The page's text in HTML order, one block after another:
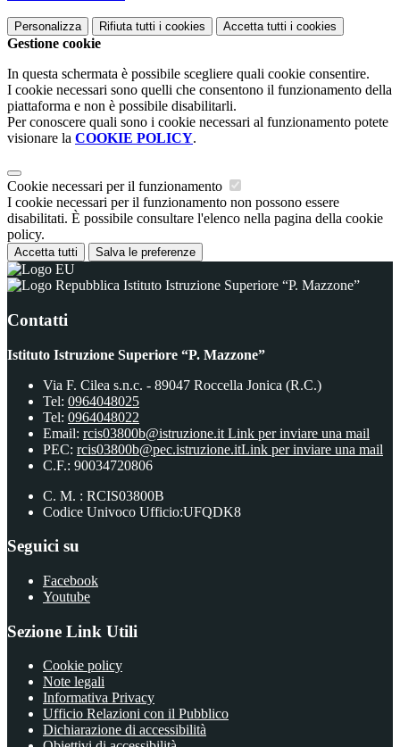
Personalizza Rifiuta tutti i cookies Accetta tutti i cookies
Gestione cookie
In questa schermata è possibile scegliere quali cookie consentire.
I cookie necessari sono quelli che consentono il funzionamento della
piattaforma e non è possibile disabilitarli.
Per conoscere quali sono i cookie necessari al funzionamento potete
visionare la COOKIE POLICY.
Cookie necessari per il funzionamento
I cookie necessari per il funzionamento non possono essere
disabilitati. È possibile consultare l'elenco nella pagina della cookie
policy.
Accetta tutti Salva le preferenze
Istituto Istruzione Superiore “P. Mazzone”
Contatti
Istituto Istruzione Superiore “P. Mazzone”
Via F. Cilea s.n.c. - 89047 Roccella Jonica (R.C.)
Tel: 0964048025
Tel: 0964048022
Email: rcis03800b@istruzione.it Link per inviare una mail
PEC: rcis03800b@pec.istruzione.itLink per inviare una mail
C.F.: 90034720806
C. M. : RCIS03800B
Codice Univoco Ufficio:UFQDK8
Seguici su
Facebook
Youtube
Sezione Link Utili
Cookie policy
Note legali
Informativa Privacy
Ufficio Relazioni con il Pubblico
Dichiarazione di accessibilità